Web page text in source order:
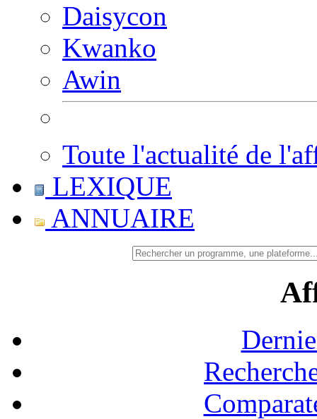
Daisycon
Kwanko
Awin
Toute l'actualité de
LEXIQUE
ANNUAIRE